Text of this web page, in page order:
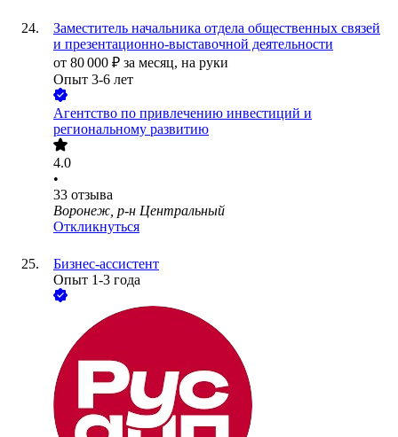
Заместитель начальника отдела общественных связей
и презентационно-выставочной деятельности
от 80 000 ₽ за месяц, на руки
Опыт 3-6 лет
Агентство по привлечению инвестиций и
региональному развитию
4.0
•
33 отзыва
Воронеж, р-н Центральный
Откликнуться
Бизнес-ассистент
Опыт 1-3 года